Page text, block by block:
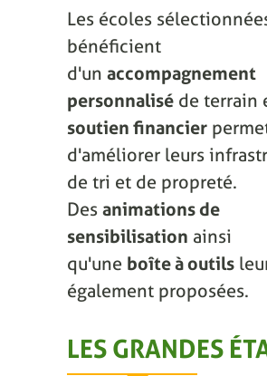
Les écoles
bénéficient
d'un accompagnement
personnalisé de terrain
soutien financier
d'améliorer leurs
de tri et de propreté.
Des animations de
sensibilisation ainsi
qu'une boîte à outils
également proposées.
LES GRANDES